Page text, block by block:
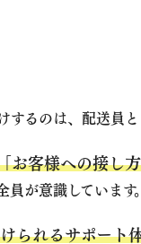
るのは、配送員
お客様への接し
員が意識しています
られるサポート